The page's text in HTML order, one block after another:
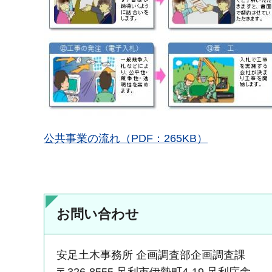
公共事業の流れ（PDF：265KB）
お問い合わせ
安足土木事務所 企画調査部企画調査課